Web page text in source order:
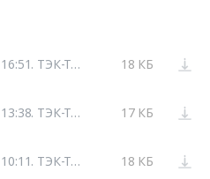
Изменения от 28.07.2025 16:51. ТЭК-Торг 18 КБ
Изменения от 25.07.2025 13:38. ТЭК-Торг 17 КБ
Изменения от 24.07.2025 10:11. ТЭК-Торг
18 КБ